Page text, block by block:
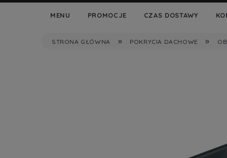
MENU PROMOCJE CZAS DOSTAWY
STRONA GŁÓWNA » POKRYCIA DACHOWE »